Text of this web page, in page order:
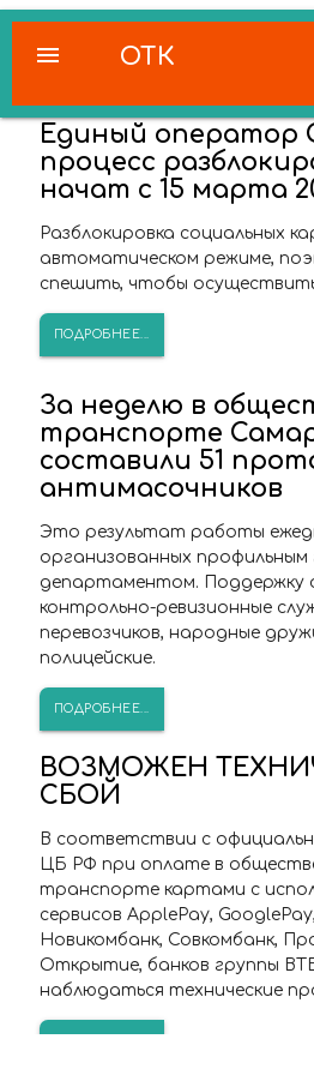
ОТК
menu
Единый оператор
процесс
начат с 15 марта
Разблокировка социальных
автоматическом режиме,
спешить, чтобы
ПОДРОБНЕЕ...
За неделю в
транспорте
составили 51
антимасочников
Это результат работы
организованных профильным
департаментом. Поддержку
контрольно-ревизионные
перевозчиков, народные
полицейские.
ПОДРОБНЕЕ...
ВОЗМОЖЕН
СБОЙ
В соответствии с
ЦБ РФ при оплате в
транспорте картами с
сервисов ApplePay,
Новикомбанк, Совкомбанк,
Открытие, банков группы
наблюдаться технические